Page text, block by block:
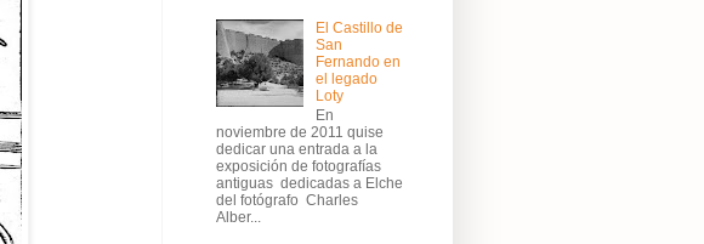
El Castillo de
San
Fernando en
el legado
Loty
En
noviembre de 2011 quise
dedicar una entrada a la
exposición de fotografías
antiguas dedicadas a Elche
del fotógrafo Charles
Alber...